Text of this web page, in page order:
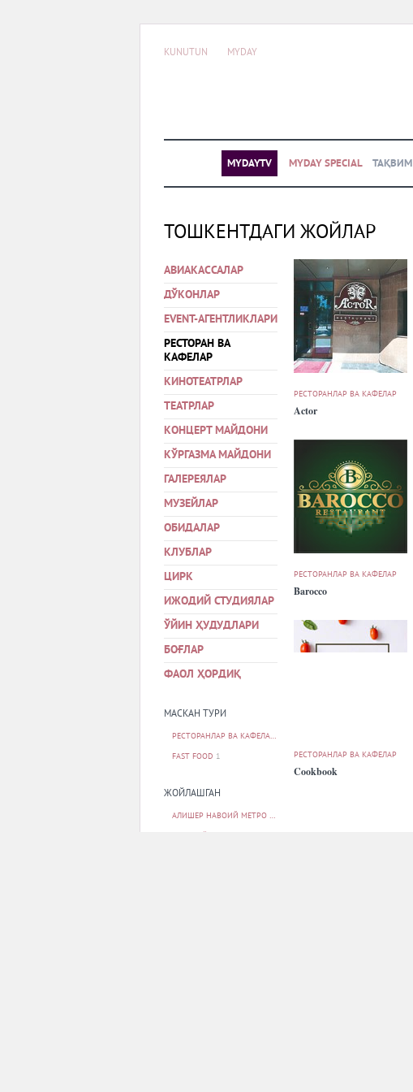
KUNUTUN MYDAY
MYDAYTV MYDAY SPECIAL ТАҚВИМ
ТОШКЕНТДАГИ ЖОЙЛАР
АВИАКАССАЛАР
ДЎКОНЛАР
EVENT-АГЕНТЛИКЛАРИ
РЕСТОРАН ВА
КАФЕЛАР
КИНОТЕАТРЛАР
ТЕАТРЛАР
КОНЦЕРТ МАЙДОНИ
КЎРГАЗМА МАЙДОНИ
ГАЛЕРЕЯЛАР
МУЗЕЙЛАР
ОБИДАЛАР
КЛУБЛАР
ЦИРК
ИЖОДИЙ СТУДИЯЛАР
ЎЙИН ҲУДУДЛАРИ
БОҒЛАР
ФАОЛ ҲОРДИҚ
МАСКАН ТУРИ
РЕСТОРАНЛАР ВА КАФЕЛАР
FAST FOOD 1
ЖОЙЛАШГАН
АЛИШЕР НАВОИЙ МЕТРО БЕКАТИ
РЕСТОРАНЛАР ВА КАФЕЛАР
Actor
РЕСТОРАНЛАР ВА КАФЕЛАР
Barocco
РЕСТОРАНЛАР ВА КАФЕЛАР
Cookbook